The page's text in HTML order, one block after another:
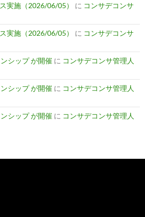
実施（2026/06/05） に コンサデコンサ
実施（2026/06/05） に コンサデコンサ
シップ が開催 に コンサデコンサ管理人
シップ が開催 に コンサデコンサ管理人
シップ が開催 に コンサデコンサ管理人